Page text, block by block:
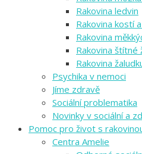
Rakovina ledvin
Rakovina kostí
Rakovina
Rakovina štítné
Rakovina
Psychika v nemoci
Jíme zdravě
Sociální problematika
Novinky v sociální a
Pomoc pro život s
Centra Amelie